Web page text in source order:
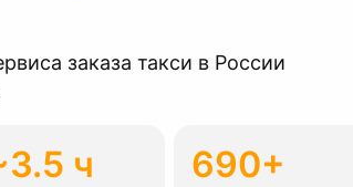
заказа такси в России
ч 690+